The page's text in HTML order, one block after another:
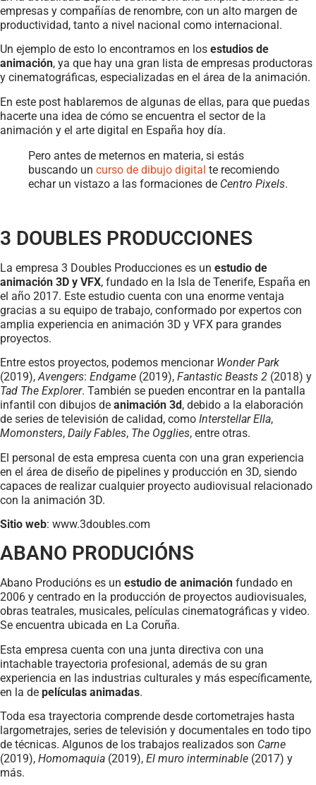
empresas y compañías de renombre, con un alto margen de
productividad, tanto a nivel nacional como internacional.
Un ejemplo de esto lo encontramos en los estudios de
animación, ya que hay una gran lista de empresas productoras
y cinematográficas, especializadas en el área de la animación.
En este post hablaremos de algunas de ellas, para que puedas
hacerte una idea de cómo se encuentra el sector de la
animación y el arte digital en España hoy día.
Pero antes de meternos en materia, si estás
buscando un curso de dibujo digital te recomiendo
echar un vistazo a las formaciones de Centro Pixels.
3 DOUBLES PRODUCCIONES
La empresa 3 Doubles Producciones es un estudio de
animación 3D y VFX, fundado en la Isla de Tenerife, España en
el año 2017. Este estudio cuenta con una enorme ventaja
gracias a su equipo de trabajo, conformado por expertos con
amplia experiencia en animación 3D y VFX para grandes
proyectos.
Entre estos proyectos, podemos mencionar Wonder Park
(2019),Avengers: Endgame (2019), Fantastic Beasts 2 (2018) y
Tad The Explorer. También se pueden encontrar en la pantalla
infantil con dibujos de animación 3d , debido a la elaboración
de series de televisión de calidad, como Interstellar Ella,
Momonsters, Daily Fables, The Ogglies, entre otras.
El personal de esta empresa cuenta con una gran experiencia
en el área de diseño de pipelines y producción en 3D, siendo
capaces de realizar cualquier proyecto audiovisual relacionado
con la animación 3D.
Sitio web: www.3doubles.com
ABANO PRODUCIÓNS
Abano Producións es un estudio de animación fundado en
2006 y centrado en la producción de proyectos audiovisuales,
obras teatrales, musicales, películas cinematográficas y video.
Se encuentra ubicada en La Coruña.
Esta empresa cuenta con una junta directiva con una
intachable trayectoria profesional, además de su gran
experiencia en las industrias culturales y más específicamente,
en la de películas animadas.
Toda esa trayectoria comprende desde cortometrajes hasta
largometrajes, series de televisión y documentales en todo tipo
de técnicas. Algunos de los trabajos realizados son Carne
(2019), Homomaquia (2019), El muro interminable (2017) y
más.